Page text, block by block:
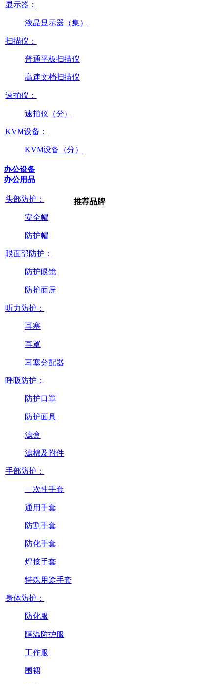
显示器：
液晶显示器（集）
扫描仪：
普通平板扫描仪
高速文档扫描仪
速拍仪：
速拍仪（分）
KVM设备：
KVM设备（分）
办公设备
办公用品
头部防护：
安全帽
防护帽
眼面部防护：
防护眼镜
防护面屏
听力防护：
耳塞
耳罩
耳塞分配器
呼吸防护：
防护口罩
防护面具
滤盒
滤棉及附件
手部防护：
一次性手套
通用手套
防割手套
防化手套
焊接手套
特殊用途手套
身体防护：
防化服
隔温防护服
工作服
围裙
推荐品牌